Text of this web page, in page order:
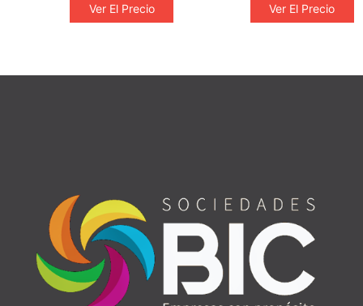
Ver El Precio
Ver El Precio